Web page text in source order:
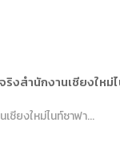
งสำนักงานเชียงใหม่
ยงใหม่ไนท์ซาฟา...